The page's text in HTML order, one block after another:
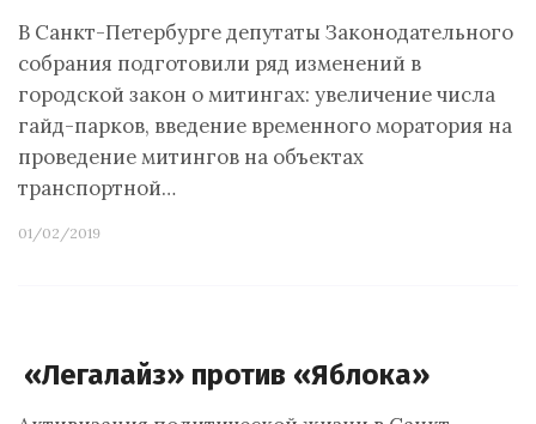
В Санкт-Петербурге депутаты Законодательного
собрания подготовили ряд изменений в
городской закон о митингах: увеличение числа
гайд-парков, введение временного моратория на
проведение митингов на объектах
транспортной…
01/02/2019
«Легалайз» против «Яблока»